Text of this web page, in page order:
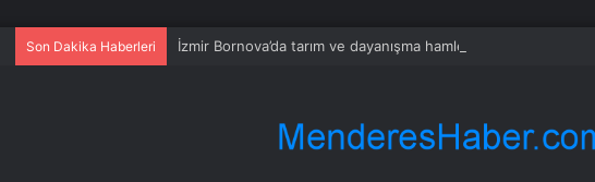
Son Dakika Haberleri İzmir Bornova’da tarım ve dayanışma hamlesi